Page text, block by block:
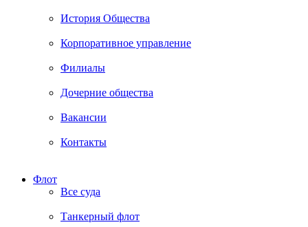
История Общества
Корпоративное управление
Филиалы
Дочерние общества
Вакансии
Контакты
Флот
Все суда
Танкерный флот